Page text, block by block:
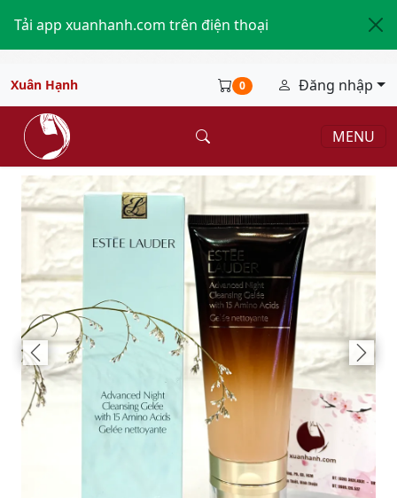
Tải app xuanhanh.com trên điện thoại
Xuân Hạnh 0 Đăng nhập
MENU